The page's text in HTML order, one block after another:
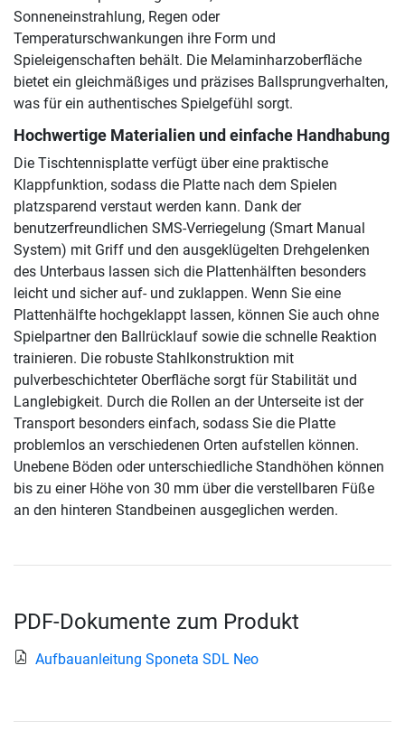
Sonneneinstrahlung, Regen oder
Temperaturschwankungen ihre Form und
Spieleigenschaften behält. Die Melaminharzoberfläche
bietet ein gleichmäßiges und präzises Ballsprungverhalten,
was für ein authentisches Spielgefühl sorgt.
Hochwertige Materialien und einfache Handhabung
Die Tischtennisplatte verfügt über eine praktische
Klappfunktion, sodass die Platte nach dem Spielen
platzsparend verstaut werden kann. Dank der
benutzerfreundlichen SMS-Verriegelung (Smart Manual
System) mit Griff und den ausgeklügelten Drehgelenken
des Unterbaus lassen sich die Plattenhälften besonders
leicht und sicher auf- und zuklappen. Wenn Sie eine
Plattenhälfte hochgeklappt lassen, können Sie auch ohne
Spielpartner den Ballrücklauf sowie die schnelle Reaktion
trainieren. Die robuste Stahlkonstruktion mit
pulverbeschichteter Oberfläche sorgt für Stabilität und
Langlebigkeit. Durch die Rollen an der Unterseite ist der
Transport besonders einfach, sodass Sie die Platte
problemlos an verschiedenen Orten aufstellen können.
Unebene Böden oder unterschiedliche Standhöhen können
bis zu einer Höhe von 30 mm über die verstellbaren Füße
an den hinteren Standbeinen ausgeglichen werden.
PDF-Dokumente zum Produkt
Aufbauanleitung Sponeta SDL Neo